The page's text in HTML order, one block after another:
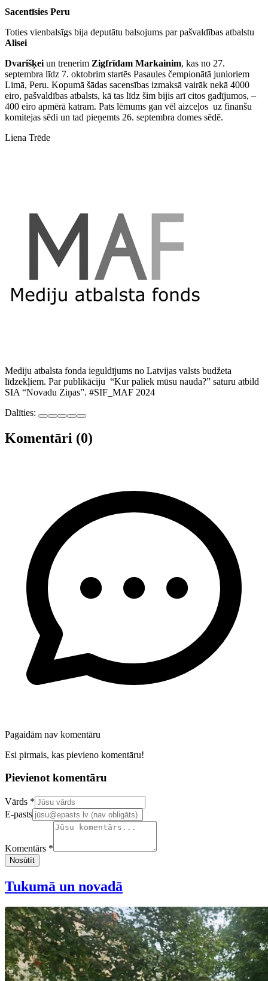
Sacentīsies Peru
Toties vienbalsīgs bija deputātu balsojums par pašvaldības atbalstu
Alisei
Dvarišķei un trenerim Zigfrīdam Markainim, kas no 27.
septembra līdz 7. oktobrim startēs Pasaules čempionātā junioriem
Limā, Peru. Kopumā šādas sacensības izmaksā vairāk nekā 4000
eiro, pašvaldības atbalsts, kā tas līdz šim bijis arī citos gadījumos, –
400 eiro apmērā katram. Pats lēmums gan vēl aizceļos uz finanšu
komitejas sēdi un tad pieņemts 26. septembra domes sēdē.
Liena Trēde
Mediju atbalsta fonda ieguldījums no Latvijas valsts budžeta
līdzekļiem. Par publikāciju “Kur paliek mūsu nauda?” saturu atbild
SIA “Novadu Ziņas”. #SIF_MAF 2024
Dalīties:
Komentāri (0)
Pagaidām nav komentāru
Esi pirmais, kas pievieno komentāru!
Pievienot komentāru
Confirm your email address
Vārds *
E-pasts
Komentārs *
Nosūtīt
Tukumā un novadā